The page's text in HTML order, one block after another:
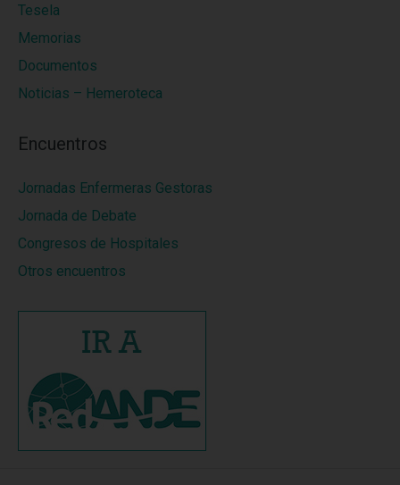
Tesela
Memorias
Documentos
Noticias – Hemeroteca
Encuentros
Jornadas Enfermeras Gestoras
Jornada de Debate
Congresos de Hospitales
Otros encuentros